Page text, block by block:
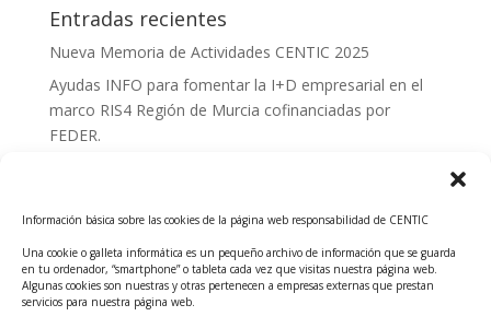
Información básica sobre las cookies de la página web responsabilidad de CENTIC
Una cookie o galleta informática es un pequeño archivo de información que se guarda
en tu ordenador, “smartphone” o tableta cada vez que visitas nuestra página web.
Algunas cookies son nuestras y otras pertenecen a empresas externas que prestan
servicios para nuestra página web.
Entradas recientes
Nueva Memoria de Actividades CENTIC 2025
Ayudas INFO para fomentar la I+D empresarial en el
marco RIS4 Región de Murcia cofinanciadas por
FEDER.
Tecnológicos 2ª ed.
Ayudas INFO para el apoyo a las empresas
innovadoras con potencial tecnológico y escalables
Convocatoria Cheque de Innovación. Ayudas INFO